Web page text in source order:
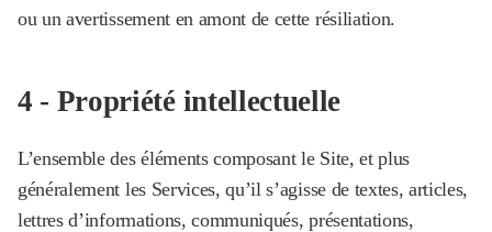
ou un avertissement en amont de cette résiliation.
4 - Propriété intellectuelle
L’ensemble des éléments composant le Site, et plus
généralement les Services, qu’il s’agisse de textes, articles,
lettres d’informations, communiqués, présentations,